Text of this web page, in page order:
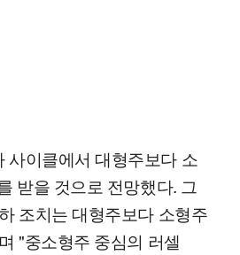
사이클에서 대형주보다 소
받을 것으로 전망했다. 그
조치는 대형주보다 소형주
"중소형주 중심의 러셀